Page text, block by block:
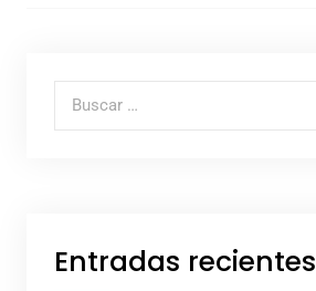
Buscar por:
Entradas recientes